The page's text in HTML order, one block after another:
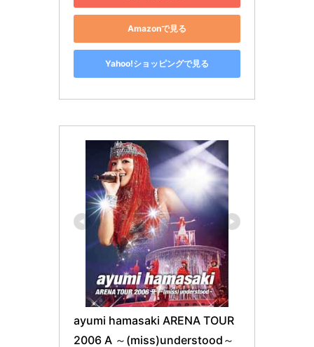
Amazonで見る
Yahoo!ショッピングで見る
ayumi hamasaki ARENA TOUR
2006 A ～(miss)understood～